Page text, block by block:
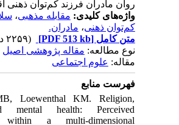
روان مادران فرزند کم‌توان ذهنی
واژه‌های کلیدی:مقابله مذهبی،
کم‌توان ذهنی،مادران.
متن کامل[PDF 513 kb]
نوع مطالعه:مقاله پژوهشی اصیل|
مقاله:علوم اجتماعی
فهرست منابع
Loewenthal KM. Religion,
mental health: Perceived
within a multi-dimensional